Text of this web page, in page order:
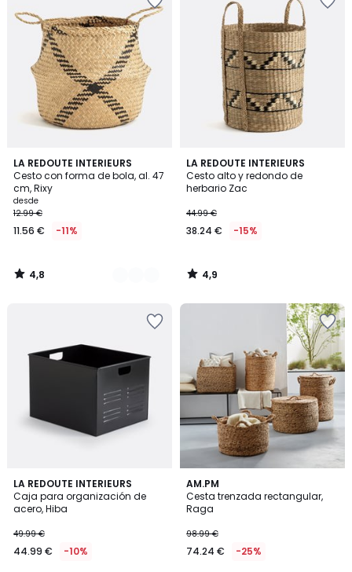
LA REDOUTE INTERIEURS
Cesto con forma de bola, al. 47
cm, Rixy
desde
12.99 €
11.56 € -11%
4,8
/ 5
2
Colores
4,8
/
LA REDOUTE INTERIEURS
Cesto alto y redondo de
herbario Zac
44.99 €
38.24 € -15%
4,9
/ 5
4,9
/
LA REDOUTE INTERIEURS
Caja para organización de
acero, Hiba
49.99 €
44.99 € -10%
4,9
/ 5
2
Colores
AM.PM
Cesta trenzada rectangular,
Raga
98.99 €
74.24 € -25%
4,5
/ 5